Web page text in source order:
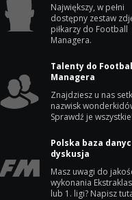
Największy, w pełni
dostępny zestaw
piłkarzy do Football
Managera.
Talenty do
Managera
Znajdziesz u nas
nazwisk
Sprawdź je
Polska baza
dyskusja
Masz uwagi do
wykonania
lub 1. ligi? Napisz